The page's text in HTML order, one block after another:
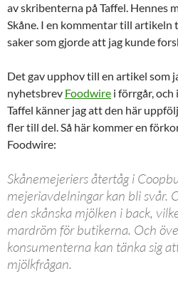
av skribenterna på Taffel. Hennes
Skåne. I en kommentar till artikeln
saker som gjorde att jag kunde
Det gav upphov till en artikel som
nyhetsbrev Foodwire i förrgår, och
Taffel känner jag att den här
fler till del. Så här kommer en
Foodwire:
Skånemejeriers återtåg i
mejeriavdelningar kan bli svår.
den skånska mjölken i back,
mardröm för butikerna. Och
konsumenterna kan tänka sig
mjölkfrågan.